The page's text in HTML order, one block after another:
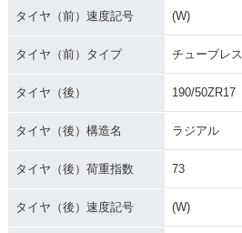
タイヤ（前）速度記号 (W)
タイヤ（前）タイプ チューブレス
タイヤ（後） 190/50ZR17
タイヤ（後）構造名 ラジアル
タイヤ（後）荷重指数 73
タイヤ（後）速度記号 (W)